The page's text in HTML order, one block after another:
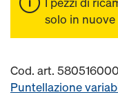
solo in
Cod. art. 580516000
Puntellazione